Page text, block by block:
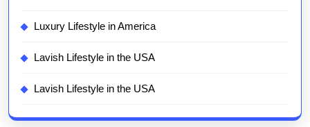
Luxury Lifestyle in America
Lavish Lifestyle in the USA
Lavish Lifestyle in the USA